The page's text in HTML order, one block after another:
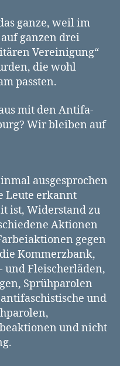
ganze, weil im
ganzen drei
Vereinigung“
die wohl
passten.
mit den Antifa-
Wir bleiben auf
ausgesprochen
Leute erkannt
ist, Widerstand zu
Aktionen
gegen
Kommerzbank,
und Fleischerläden,
Sprühparolen
und
und nicht